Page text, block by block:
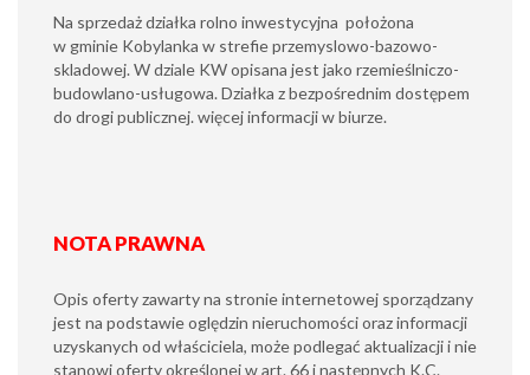
Na sprzedaż działka rolno inwestycyjna położona
w gminie Kobylanka w strefie przemyslowo-bazowo-
skladowej. W dziale KW opisana jest jako rzemieślniczo-
budowlano-usługowa. Działka z bezpośrednim dostępem
do drogi publicznej. więcej informacji w biurze.
NOTA PRAWNA
Opis oferty zawarty na stronie internetowej sporządzany
jest na podstawie oględzin nieruchomości oraz informacji
uzyskanych od właściciela, może podlegać aktualizacji i nie
stanowi oferty określonej w art. 66 i następnych K.C.